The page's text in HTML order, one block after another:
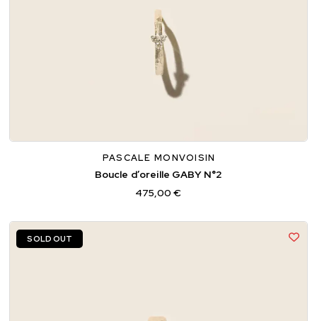
PASCALE MONVOISIN
Boucle d’oreille GABY N°2
475,00 €
SOLD OUT